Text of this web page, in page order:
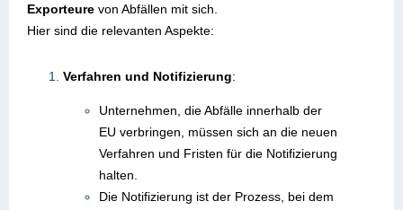
Exporteure von Abfällen mit sich.
Hier sind die relevanten Aspekte:
Verfahren und Notifizierung:
Unternehmen, die Abfälle innerhalb der
EU verbringen, müssen sich an die neuen
Verfahren und Fristen für die Notifizierung
halten.
Die Notifizierung ist der Prozess, bei dem